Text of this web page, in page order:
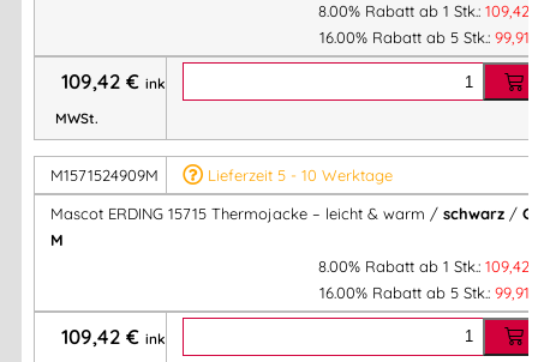
Atmungsaktiv, winddicht &
Ergonomisches Design:
Vorgeformte Ärmel für
natürliche Bewegungsfreiheit
Stretch-Einsätze:Elastische Seitenteile für hohen
Komfort & Flexibilität
Reflexeffekte:Für bessere Sichtbarkeit im
Frontreißverschluss mit Wetterschutzleiste
Brust- & Innentasche mit Reißverschluss
Zwei Seitentaschen mit Reißverschluss
8.00% Rabatt ab 1 Stk.: 109,42
16.00% Rabatt ab 5 Stk.: 99,91
109,42 € inkl.
MWSt.
M1571524909M
Lieferzeit 5 - 10 Werktage
Mascot ERDING 15715 Thermojacke – leicht & warm / schwarz/
M
8.00% Rabatt ab 1 Stk.: 109,42
16.00% Rabatt ab 5 Stk.: 99,91
109,42 € inkl.